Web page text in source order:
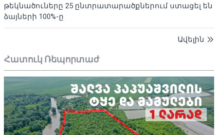
թեկնածուները 25 ընտրատարածքներում ստացել են
ձայների 100%-ը
Ավելին
Հատուկ Ռեպորտաժ